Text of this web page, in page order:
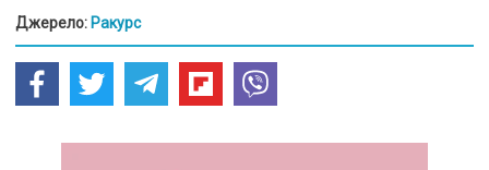
Джерело: Ракурс